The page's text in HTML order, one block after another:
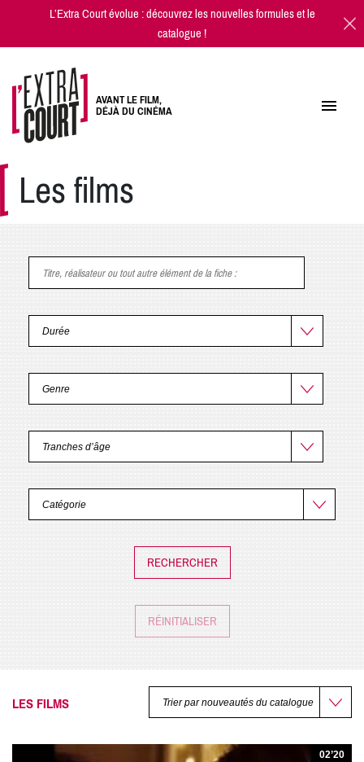
L’Extra Court évolue : découvrez lesnouvelles formulesetle
catalogue!
AVANT LE FILM,
DÉJÀ DU CINÉMA
Les films
Titre, réalisateur ou tout autre élément de la fiche:
RÉINITIALISER
LES FILMS
02’20